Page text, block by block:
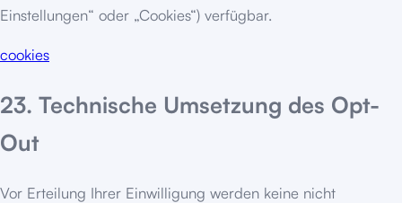
Einstellungen“ oder „Cookies“) verfügbar.
cookies
23. Technische Umsetzung des Opt-
Out
Vor Erteilung Ihrer Einwilligung werden keine nicht